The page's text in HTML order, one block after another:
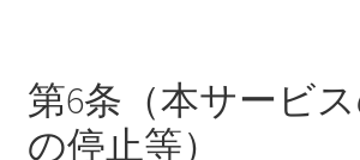
第6条（本サービ
の停止等）